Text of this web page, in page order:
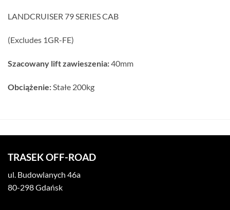
LANDCRUISER 79 SERIES CAB
(Excludes 1GR-FE)
Szacowany lift zawieszenia:40mm
Obciążenie:Stałe 200kg
TRASEK OFF-ROAD
ul. Budowlanych 46a
80-298 Gdańsk